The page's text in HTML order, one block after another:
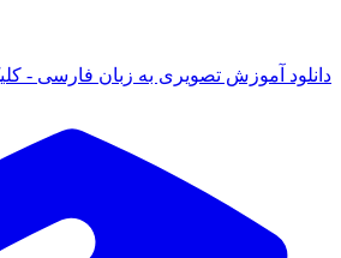
آموزش تصویری به زبان فارسی - کلیک کنید